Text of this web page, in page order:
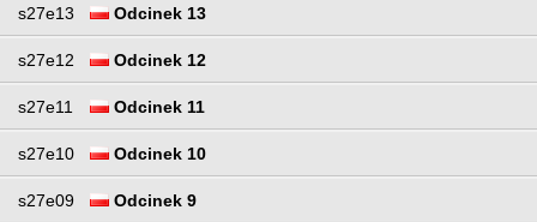
s27e13 Odcinek 13
s27e12 Odcinek 12
s27e11 Odcinek 11
s27e10 Odcinek 10
s27e09 Odcinek 9